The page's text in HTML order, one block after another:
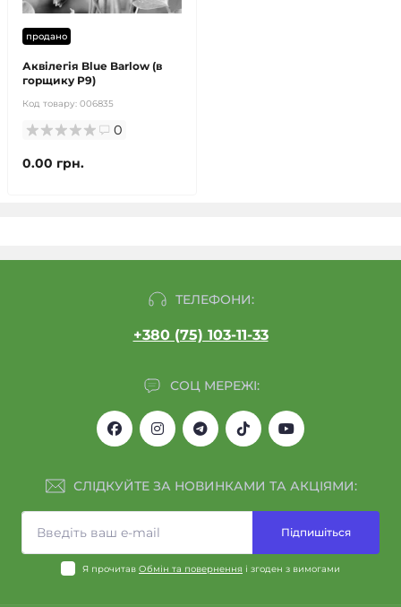
продано
Аквілегія Blue Barlow (в
горщику Р9)
Код товару: 006835
0
0.00 грн.
ТЕЛЕФОНИ:
+380 (75) 103-11-33
СОЦ МЕРЕЖІ:
СЛІДКУЙТЕ ЗА НОВИНКАМИ ТА АКЦІЯМИ:
Підпишіться
Я прочитав Обмін та повернення і згоден з вимогами